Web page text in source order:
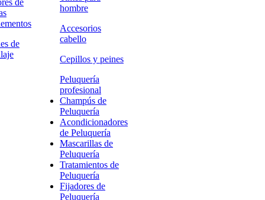
de
de
hombre
Accesorios
cabello
Cepillos y peines
Peluquería
profesional
Champús de
Peluquería
Acondicionadores
de Peluquería
Mascarillas de
Peluquería
Tratamientos de
Peluquería
Fijadores de
Peluquería